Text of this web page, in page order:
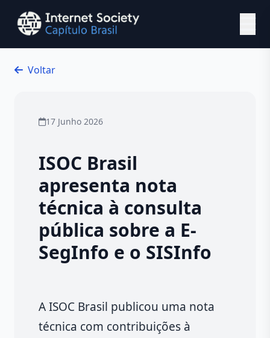
Ir para o conteúdo principal
Voltar
17 Junho 2026
ISOC Brasil
apresenta nota
técnica à consulta
pública sobre a E-
SegInfo e o SISInfo
A ISOC Brasil publicou uma nota
técnica com contribuições à